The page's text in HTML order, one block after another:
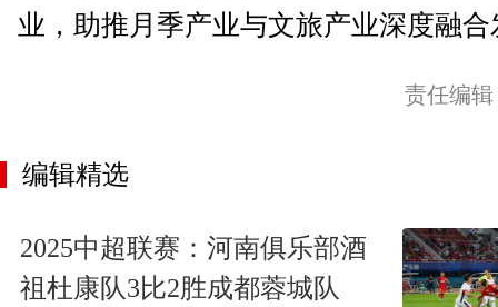
业，助推月季产业与文旅产业深度融合
责任编
编辑精选
2025中超联赛：河南俱乐部酒
祖杜康队3比2胜成都蓉城队